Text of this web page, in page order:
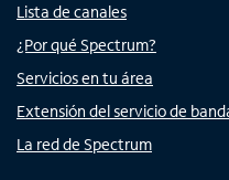
Lista de canales
¿Por qué Spectrum?
Servicios en tu área
Extensión del servicio de
La red de Spectrum